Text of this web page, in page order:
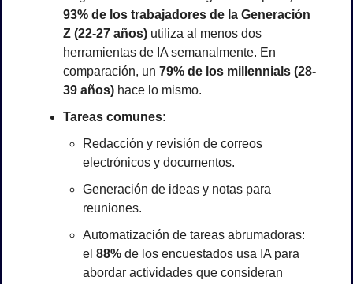
93% de los trabajadores de la Generación
Z (22-27 años) utiliza al menos dos
herramientas de IA semanalmente. En
comparación, un 79% de los millennials (28-
39 años) hace lo mismo.
Tareas comunes:
Redacción y revisión de correos
electrónicos y documentos.
Generación de ideas y notas para
reuniones.
Automatización de tareas abrumadoras:
el 88% de los encuestados usa IA para
abordar actividades que consideran